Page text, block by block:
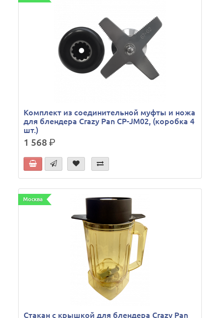
Комплект из соединительной муфты и ножа
для блендера Crazy Pan CP-JM02, (коробка 4
шт.)
1 568р.
Москва
Стакан с крышкой для блендера Crazy Pan